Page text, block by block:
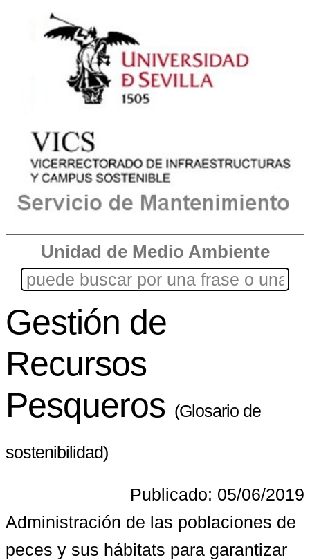
Unidad de Medio Ambiente
Gestión de
Recursos
Pesqueros (Glosario de
sostenibilidad)
Publicado: 05/06/2019
Administración de las poblaciones de
peces y sus hábitats para garantizar